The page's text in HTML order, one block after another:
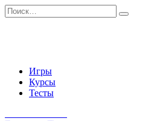
Перейти
к
Search
for:
Игры
Курсы
Тесты